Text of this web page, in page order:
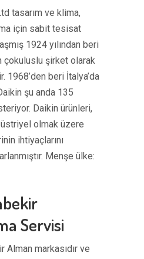
tasarım ve klima,
için sabit tesisat
1924 yılından beri
çokuluslu şirket olarak
1968’den beri İtalya’da
şu anda 135
Daikin ürünleri,
olmak üzere
ihtiyaçlarını
Menşe ülke:
Servisi
Alman markasıdır ve